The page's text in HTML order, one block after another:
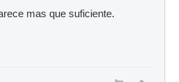
mas que suficiente.